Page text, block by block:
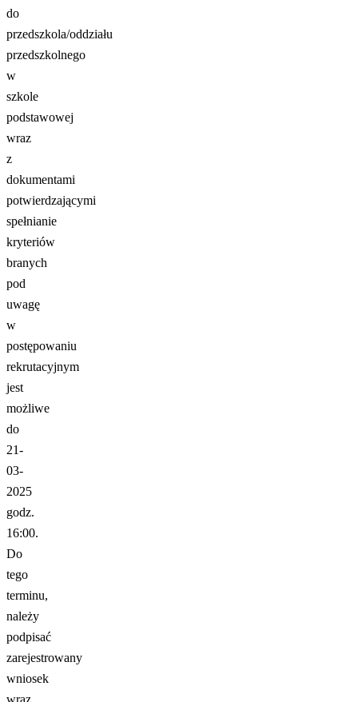
do
przedszkola/oddziału
przedszkolnego
w
szkole
podstawowej
wraz
z
dokumentami
potwierdzającymi
spełnianie
kryteriów
branych
pod
uwagę
w
postępowaniu
rekrutacyjnym
jest
możliwe
do
21-
03-
2025
godz.
16:00.
Do
tego
terminu,
należy
podpisać
zarejestrowany
wniosek
wraz